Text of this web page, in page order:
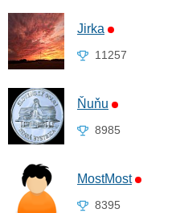
Jirka
11257
Ňuňu
8985
MostMost
8395